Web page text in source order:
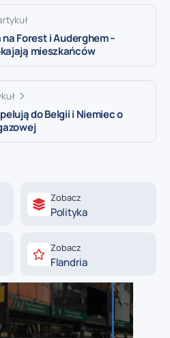
Forest i Auderghem –
mieszkańców
do Belgii i Niemiec o
Zobacz
Polityka
Zobacz
Flandria